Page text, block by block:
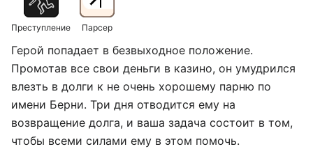
Преступление Парсер
Герой попадает в безвыходное положение.
Промотав все свои деньги в казино, он умудрился
влезть в долги к не очень хорошему парню по
имени Берни. Три дня отводится ему на
возвращение долга, и ваша задача состоит в том,
чтобы всеми силами ему в этом помочь.